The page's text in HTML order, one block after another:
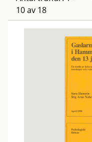
10 av 18